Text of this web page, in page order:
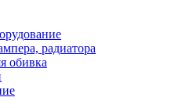
радиатора
обивка